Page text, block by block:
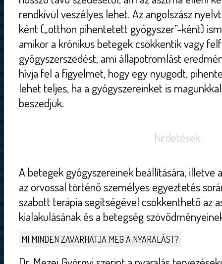
rendkívül veszélyes lehet. Az angolszász
ként („otthon pihentetett gyógyszer”-ként)
amikor a krónikus betegek csökkentik vagy
gyógyszerszedést, ami állapotromlást
hívja fel a figyelmet, hogy egy nyugodt,
lehet teljes, ha a gyógyszereinket is
beszedjük.
hirdetések
A betegek gyógyszereinek beállítására, illetve
az orvossal történő személyes egyeztetés
szabott terápia segítségével csökkenthető az
kialakulásának és a betegség
MI MINDEN ZAVARHATJA MEG A NYARALÁST?